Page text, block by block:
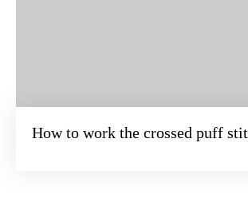
How to work the crossed puff